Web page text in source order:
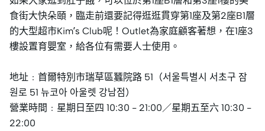
食街大快朵頤，臨走前還要記得逛逛貫穿第1座及第2座B1層
的大型超市Kim’s Club呢！Outlet為家庭顧客著想，在1座3
樓設置育嬰室，給各位有需要人士使用。
地址﹕首爾特別市瑞草區蠶院路 51（서울특별시 서초구 잠
원로 51 뉴코아 아울렛 강남점）
營業時間﹕星期日至四 10:30 - 21:00／星期五至六 10:30 -
22:00